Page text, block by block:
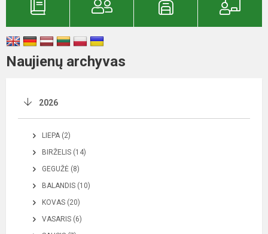
Naujienų archyvas
2026
LIEPA (2)
BIRŽELIS (14)
GEGUŽĖ (8)
BALANDIS (10)
KOVAS (20)
VASARIS (6)